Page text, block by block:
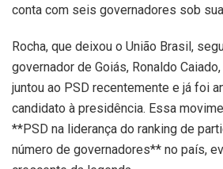
conta com seis governadores sob
Rocha, que deixou o União Brasil,
governador de Goiás, Ronaldo
juntou ao PSD recentemente e já foi
candidato à presidência. Essa
**PSD na liderança do ranking de
número de governadores** no país,